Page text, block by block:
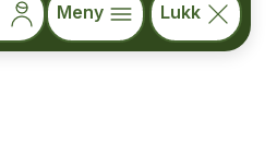
Meny Lukk